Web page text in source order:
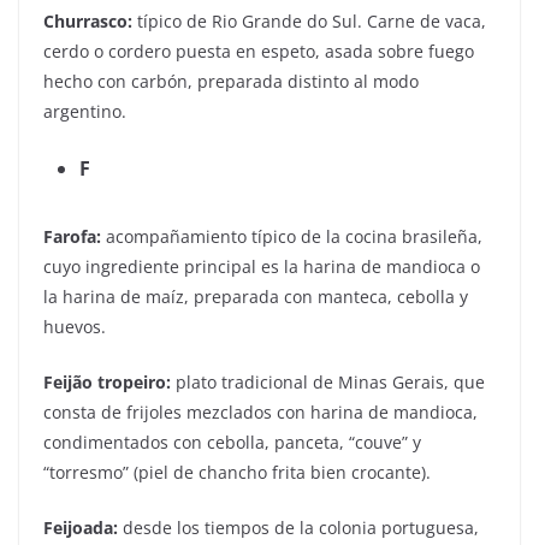
Churrasco: típico de Rio Grande do Sul. Carne de vaca,
cerdo o cordero puesta en espeto, asada sobre fuego
hecho con carbón, preparada distinto al modo
argentino.
F
Farofa: acompañamiento típico de la cocina brasileña,
cuyo ingrediente principal es la harina de mandioca o
la harina de maíz, preparada con manteca, cebolla y
huevos.
Feijão tropeiro: plato tradicional de Minas Gerais, que
consta de frijoles mezclados con harina de mandioca,
condimentados con cebolla, panceta, “couve” y
“torresmo” (piel de chancho frita bien crocante).
Feijoada: desde los tiempos de la colonia portuguesa,